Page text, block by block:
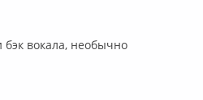
вокала, необычно